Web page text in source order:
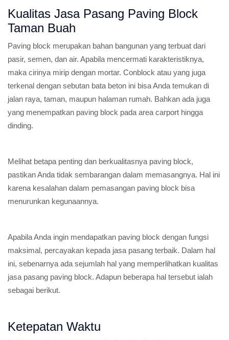
Kualitas Jasa Pasang Paving Block
Taman Buah
Paving block merupakan bahan bangunan yang terbuat dari
pasir, semen, dan air. Apabila mencermati karakteristiknya,
maka cirinya mirip dengan mortar. Conblock atau yang juga
terkenal dengan sebutan bata beton ini bisa Anda temukan di
jalan raya, taman, maupun halaman rumah. Bahkan ada juga
yang menempatkan paving block pada area carport hingga
dinding.
Melihat betapa penting dan berkualitasnya paving block,
pastikan Anda tidak sembarangan dalam memasangnya. Hal ini
karena kesalahan dalam pemasangan paving block bisa
menurunkan kegunaannya.
Apabila Anda ingin mendapatkan paving block dengan fungsi
maksimal, percayakan kepada jasa pasang terbaik. Dalam hal
ini, sebenarnya ada sejumlah hal yang memperlihatkan kualitas
jasa pasang paving block. Adapun beberapa hal tersebut ialah
sebagai berikut.
Ketepatan Waktu